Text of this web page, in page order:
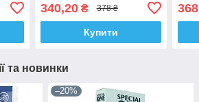
340,20₴ 378 ₴
Купити
мл
та новинки
–20%